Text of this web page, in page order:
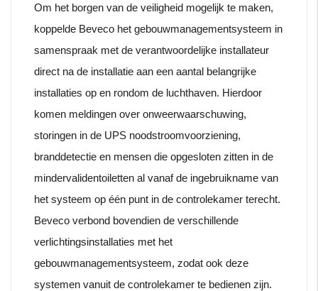
Om het borgen van de veiligheid mogelijk te maken,
koppelde Beveco het gebouwmanagementsysteem in
samenspraak met de verantwoordelijke installateur
direct na de installatie aan een aantal belangrijke
installaties op en rondom de luchthaven. Hierdoor
komen meldingen over onweerwaarschuwing,
storingen in de UPS noodstroomvoorziening,
branddetectie en mensen die opgesloten zitten in de
mindervalidentoiletten al vanaf de ingebruikname van
het systeem op één punt in de controlekamer terecht.
Beveco verbond bovendien de verschillende
verlichtingsinstallaties met het
gebouwmanagementsysteem, zodat ook deze
systemen vanuit de controlekamer te bedienen zijn.